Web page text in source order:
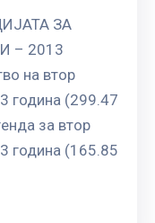
ЗА
– 2013
на втор
година (299.47
за втор
година (165.85